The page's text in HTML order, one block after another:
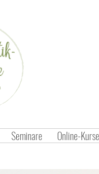
Seminare Online-Kurse